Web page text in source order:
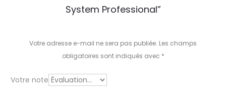
System Professional”
Votre adresse e-mail ne sera pas publiée. Les champs
obligatoires sont indiqués avec *
Votre note